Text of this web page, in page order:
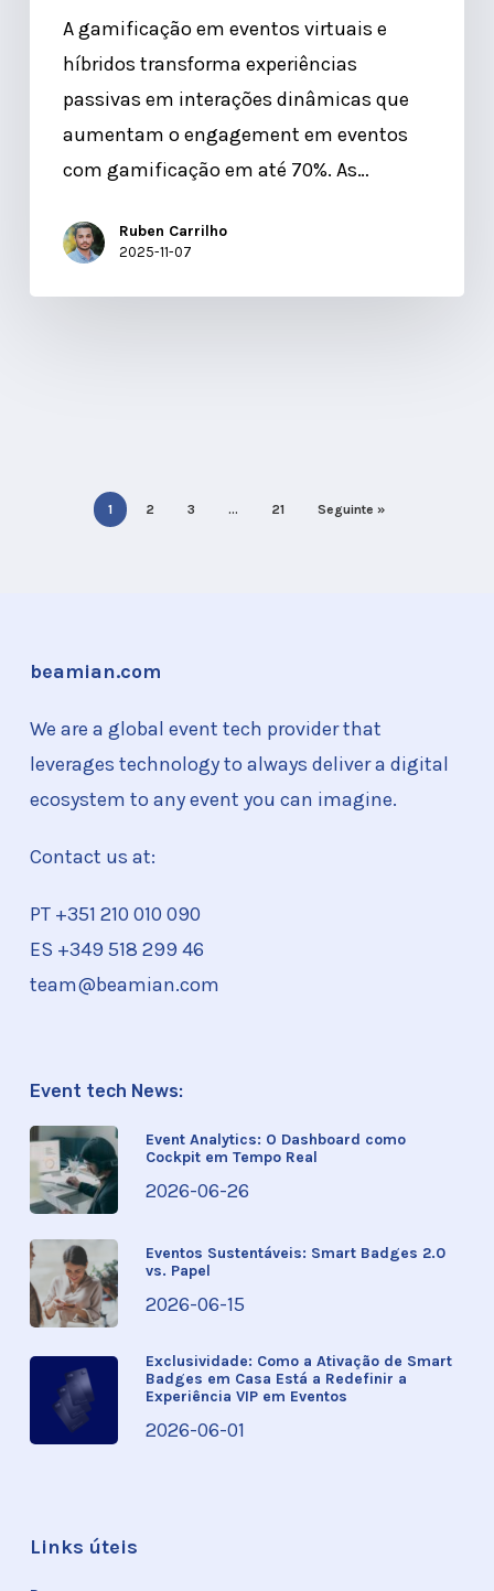
A gamificação em eventos virtuais e
híbridos transforma experiências
passivas em interações dinâmicas que
aumentam o engagement em eventos
com gamificação em até 70%. As…
Ruben Carrilho
2025-11-07
1 2 3 … 21 Seguinte »
beamian.com
We are a global event tech provider that
leverages technology to always deliver a digital
ecosystem to any event you can imagine.
Contact us at:
PT +351 210 010 090
ES +349 518 299 46
team@beamian.com
Event tech News:
Event Analytics: O Dashboard como
Cockpit em Tempo Real
2026-06-26
Eventos Sustentáveis: Smart Badges 2.0
vs. Papel
2026-06-15
Exclusividade: Como a Ativação de Smart
Badges em Casa Está a Redefinir a
Experiência VIP em Eventos
2026-06-01
Links úteis